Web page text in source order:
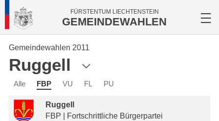
FÜRSTENTUM LIECHTENSTEIN
GEMEINDEWAHLEN
Gemeindewahlen 2011
Ruggell
Alle FBP VU FL PU
Ruggell
FBP | Fortschrittliche Bürgerpartei